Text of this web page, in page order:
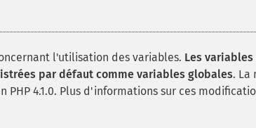
l'utilisation des variables. Les
par défaut comme variables globales. La
4.1.0. Plus d'informations sur ces